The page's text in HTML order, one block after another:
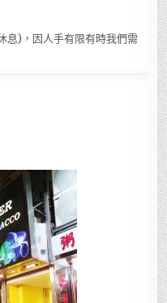
息)，因人手有限有時我們需